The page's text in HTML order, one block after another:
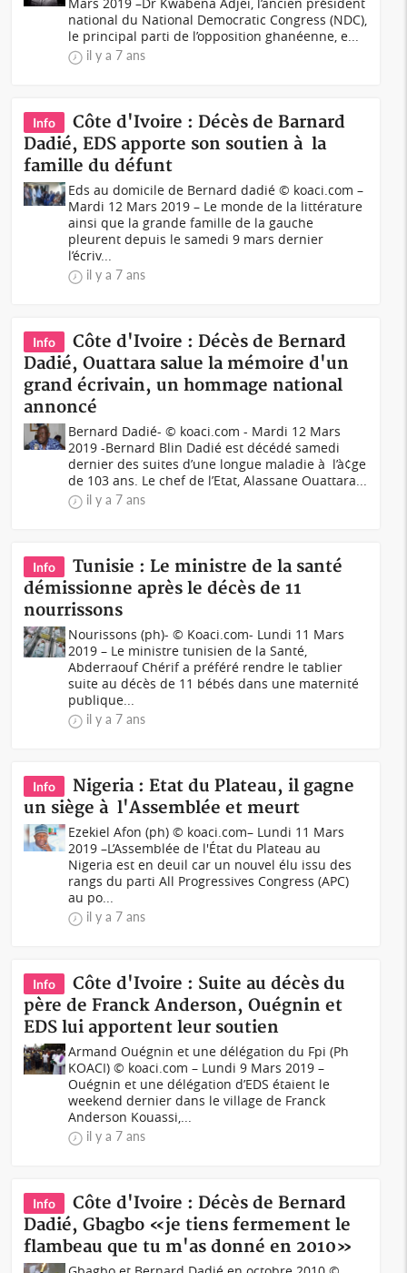
national du National Democratic Congress (NDC),
le principal parti de l’opposition ghanéenne, e...
il y a 7 ans
Info
Côte d'Ivoire : Décès de Barnard
Dadié, EDS apporte son soutien à la
famille du défunt
Eds au domicile de Bernard dadié © koaci.com –
Mardi 12 Mars 2019 – Le monde de la littérature
ainsi que la grande famille de la gauche
pleurent depuis le samedi 9 mars dernier
l’écriv...
il y a 7 ans
Info
Côte d'Ivoire : Décès de Bernard
Dadié, Ouattara salue la mémoire d'un
grand écrivain, un hommage national
annoncé
Bernard Dadié- © koaci.com - Mardi 12 Mars
2019 -Bernard Blin Dadié est décédé samedi
dernier des suites d’une longue maladie à l’à¢ge
de 103 ans. Le chef de l’Etat, Alassane Ouattara...
il y a 7 ans
Info
Tunisie : Le ministre de la santé
démissionne après le décès de 11
nourrissons
Nourissons (ph)- © Koaci.com- Lundi 11 Mars
2019 – Le ministre tunisien de la Santé,
Abderraouf Chérif a préféré rendre le tablier
suite au décès de 11 bébés dans une maternité
publique...
il y a 7 ans
Info
Nigeria : Etat du Plateau, il gagne
un siège à l'Assemblée et meurt
Ezekiel Afon (ph) © koaci.com– Lundi 11 Mars
2019 –L’Assemblée de l'État du Plateau au
Nigeria est en deuil car un nouvel élu issu des
rangs du parti All Progressives Congress (APC)
au po...
il y a 7 ans
Info
Côte d'Ivoire : Suite au décès du
père de Franck Anderson, Ouégnin et
EDS lui apportent leur soutien
Armand Ouégnin et une délégation du Fpi (Ph
KOACI) © koaci.com – Lundi 9 Mars 2019 –
Ouégnin et une délégation d’EDS étaient le
weekend dernier dans le village de Franck
Anderson Kouassi,...
il y a 7 ans
Info
Côte d'Ivoire : Décès de Bernard
Dadié, Gbagbo «je tiens fermement le
flambeau que tu m'as donné en 2010»